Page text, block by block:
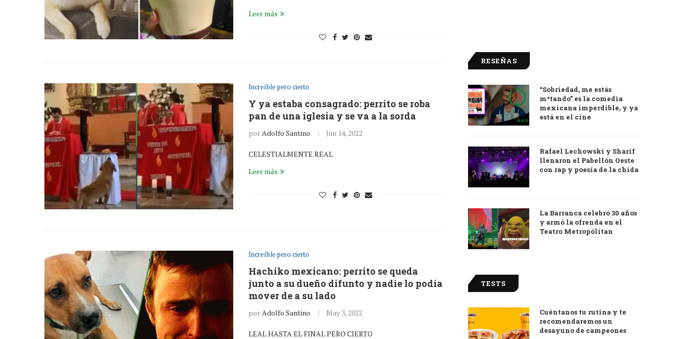
Leer más
Increíble pero cierto
Y ya estaba consagrado: perrito se roba
pan de una iglesia y se va a la sorda
porAdolfo Santino Jun 14, 2022
CELESTIALMENTE REAL
Leer más
Increíble pero cierto
Hachiko mexicano: perrito se queda
junto a su dueño difunto y nadie lo podía
mover de a su lado
por Adolfo Santino May 3, 2022
LEAL HASTA EL FINAL PERO CIERTO
RESEÑAS
9.0
“Sobriedad, me estás
m*tando” es la comedia
mexicana imperdible, y ya
está en el cine
Rafael Lechowski y Sharif
llenaron el Pabellón Oeste
con rap y poesía de la chida
La Barranca celebró 30 años
y armó la ofrenda en el
Teatro Metropólitan
TESTS
Cuéntanos tu rutina y te
recomendaremos un
desayuno de campeones